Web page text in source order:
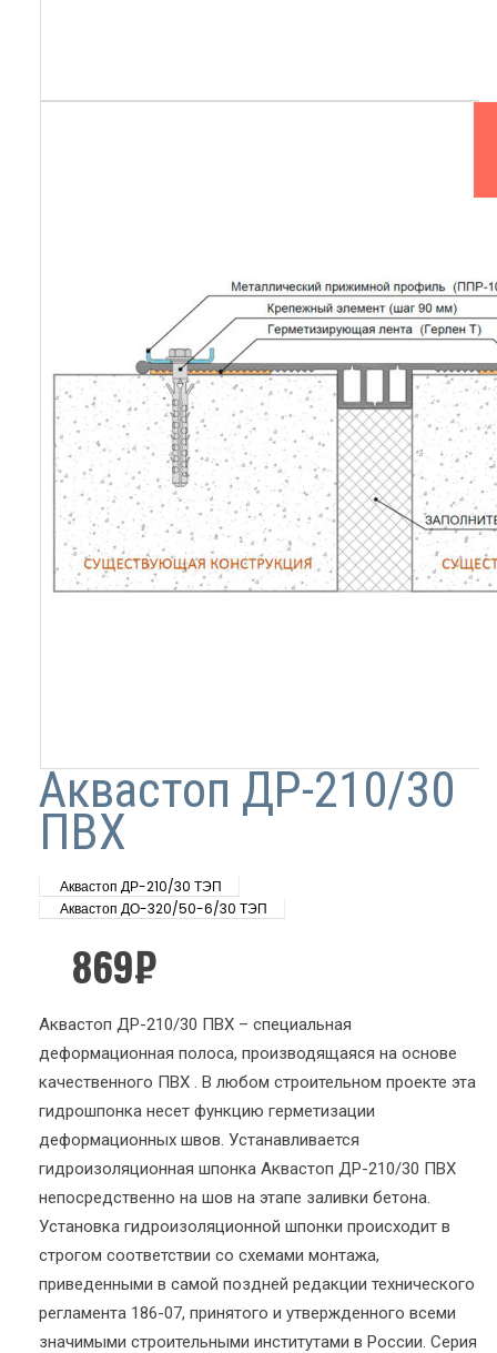
Аквастоп ДР-210/30
ПВХ
Аквастоп ДР-210/30 ТЭП
Аквастоп ДО-320/50-6/30 ТЭП
869₽
Аквастоп ДР-210/30 ПВХ – специальная
деформационная полоса, производящаяся на основе
качественного ПВХ . В любом строительном проекте эта
гидрошпонка несет функцию герметизации
деформационных швов. Устанавливается
гидроизоляционная шпонка Аквастоп ДР-210/30 ПВХ
непосредственно на шов на этапе заливки бетона.
Установка гидроизоляционной шпонки происходит в
строгом соответствии со схемами монтажа,
приведенными в самой поздней редакции технического
регламента 186-07, принятого и утвержденного всеми
значимыми строительными институтами в России. Серия